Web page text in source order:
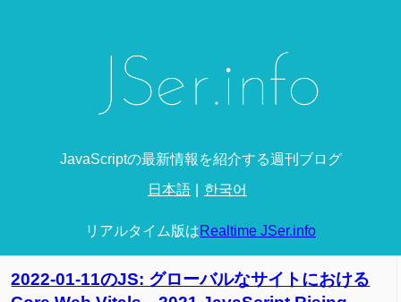
JavaScriptの最新情報を紹介する週刊ブログ
日本語 한국어
リアルタイム版はRealtime JSer.info
2022-01-11のJS: グローバルなサイトにおける